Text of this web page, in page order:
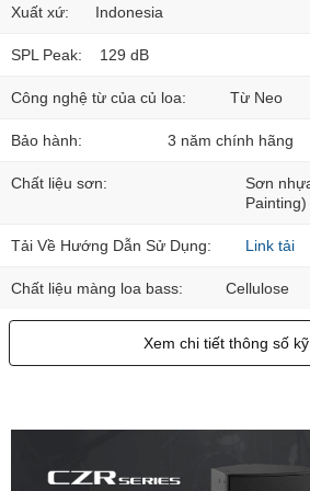
Xuất xứ: Indonesia
SPL Peak: 129 dB
Công nghệ từ của củ loa: Từ Neo
Bảo hành: 3 năm chính hãng
Chất liệu sơn:
Sơn
Painting)
Tải Về Hướng Dẫn Sử Dụng: Link tải
Chất liệu màng loa bass: Cellulose
Xem chi tiết thông số